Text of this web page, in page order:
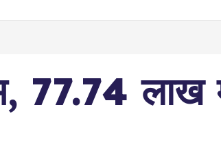
77.74 लाख